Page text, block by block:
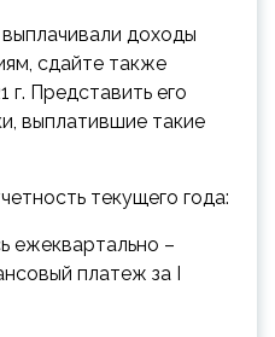
доходы
сдайте также
г. Представить его
выплатившие такие
текущего года:
ежеквартально –
платеж за I